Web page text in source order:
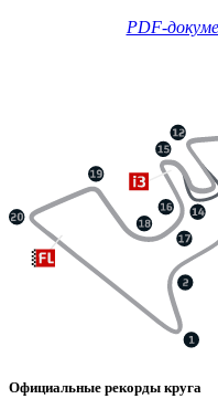
PDF-
Официальные рекорды круга